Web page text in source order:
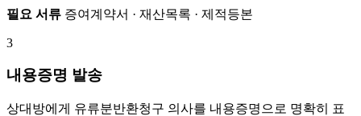
필요 서류 증여계약서 · 재산목록 · 제적등본
3
내용증명 발송
상대방에게 유류분반환청구 의사를 내용증명으로 명확히 표